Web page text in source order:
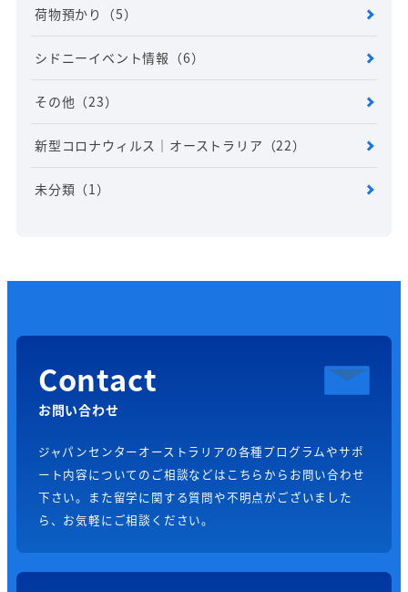
荷物預かり （5）
シドニーイベント情報 （6）
その他 （23）
新型コロナウィルス｜オーストラリア （22）
未分類 （1）
Contact
お問い合わせ
ジャパンセンターオーストラリアの各種プログラムやサポ
ート内容についてのご相談などはこちらからお問い合わせ
下さい。また留学に関する質問や不明点がございました
ら、お気軽にご相談ください。